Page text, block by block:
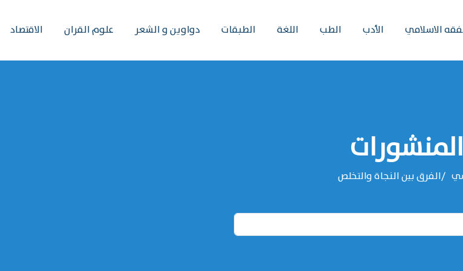
الاسلامي الأدب الطب اللغة الطبقات دواوين و الشعر علوم القران الاقتصاد
المنشورات
الفرق بين النجاة والتخلص